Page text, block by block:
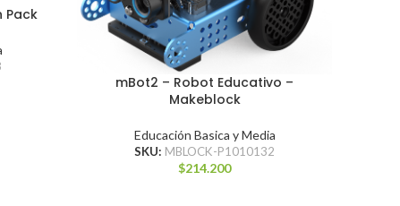
Pack
mBot2 – Robot Educativo –
Makeblock
Educación Basica y Media
SKU: MBLOCK-P1010132
$214.200